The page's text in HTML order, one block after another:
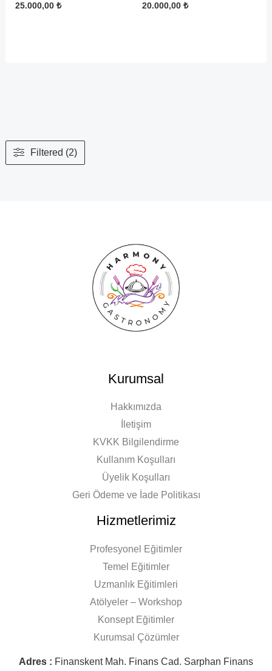
Filtered (2)
25.000,00 ₺ 20.000,00 ₺
Kurumsal
Hakkımızda
İletişim
KVKK Bilgilendirme
Kullanım Koşulları
Üyelik Koşulları
Geri Ödeme ve İade Politikası
Hizmetlerimiz
Profesyonel Eğitimler
Temel Eğitimler
Uzmanlık Eğitimleri
Atölyeler – Workshop
Konsept Eğitimler
Kurumsal Çözümler
Adres : Finanskent Mah. Finans Cad. Sarphan Finans